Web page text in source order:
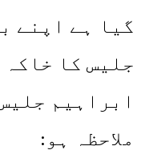
گیا ہے اپنے
جلیس کا
ابراہیم
ملاحظہ ہو: